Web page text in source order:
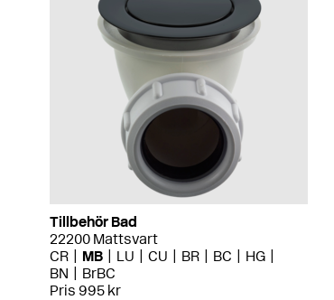
Tillbehör Bad
22200 Mattsvart
CR
MB LU CU BR BC
HG
BN
BrBC
Pris 995 kr